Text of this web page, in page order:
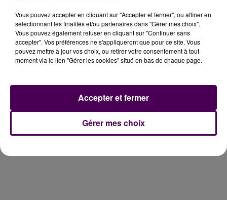
Cet élément est masqué compte-tenu du refus
du dépôt de cookies que vous avez exprimé. Si
vous souhaitez l'afficher, merci de nous donner
votre accord en cliquant sur le bouton ci-
Afficher l'élément
Vous pouvez accepter en cliquant sur "Accepter et fermer", ou affiner en
sélectionnant les finalités et/ou partenaires dans "Gérer mes choix".
Vous pouvez également refuser en cliquant sur "Continuer sans
accepter". Vos préférences ne s'appliqueront que pour ce site. Vous
pouvez mettre à jour vos choix, ou retirer votre consentement à tout
moment via le lien "Gérer les cookies" situé en bas de chaque page.
Gérer mes choix
Accepter et fermer